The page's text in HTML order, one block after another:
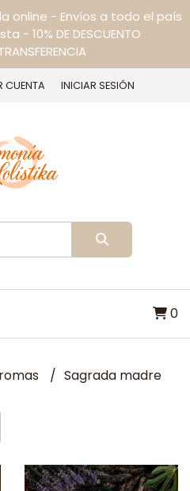
online - Envíos a todo el país
- 10% DE DESCUENTO
CUENTA INICIAR SESIÓN
0
Sagrada madre